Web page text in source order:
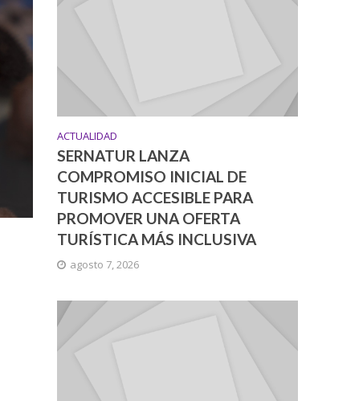
ACTUALIDAD
SERNATUR LANZA
COMPROMISO INICIAL DE
TURISMO ACCESIBLE PARA
PROMOVER UNA OFERTA
TURÍSTICA MÁS INCLUSIVA
agosto 7, 2026